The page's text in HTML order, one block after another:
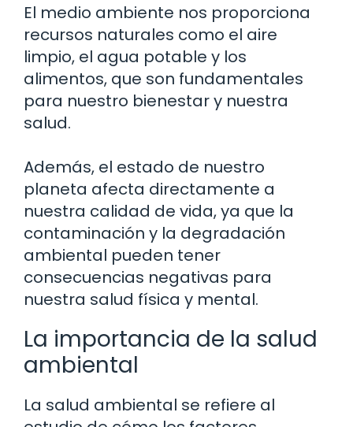
El medio ambiente nos proporciona
recursos naturales como el aire
limpio, el agua potable y los
alimentos, que son fundamentales
para nuestro bienestar y nuestra
salud.
Además, el estado de nuestro
planeta afecta directamente a
nuestra calidad de vida, ya que la
contaminación y la degradación
ambiental pueden tener
consecuencias negativas para
nuestra salud física y mental.
La importancia de la salud
ambiental
La salud ambiental se refiere al